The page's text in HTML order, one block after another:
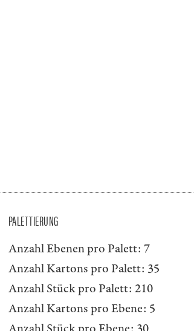
PALETTIERUNG
Anzahl Ebenen pro Palett: 7
Anzahl Kartons pro Palett: 35
Anzahl Stück pro Palett: 210
Anzahl Kartons pro Ebene: 5